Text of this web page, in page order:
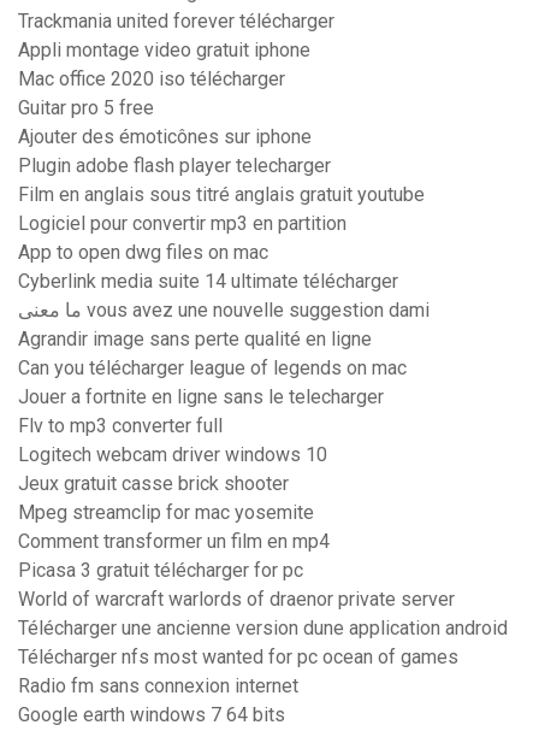
Trackmania united forever télécharger
Appli montage video gratuit iphone
Mac office 2020 iso télécharger
Guitar pro 5 free
Ajouter des émoticônes sur iphone
Plugin adobe flash player telecharger
Film en anglais sous titré anglais gratuit youtube
Logiciel pour convertir mp3 en partition
App to open dwg files on mac
Cyberlink media suite 14 ultimate télécharger
ما معنى vous avez une nouvelle suggestion dami
Agrandir image sans perte qualité en ligne
Can you télécharger league of legends on mac
Jouer a fortnite en ligne sans le telecharger
Flv to mp3 converter full
Logitech webcam driver windows 10
Jeux gratuit casse brick shooter
Mpeg streamclip for mac yosemite
Comment transformer un film en mp4
Picasa 3 gratuit télécharger for pc
World of warcraft warlords of draenor private server
Télécharger une ancienne version dune application android
Télécharger nfs most wanted for pc ocean of games
Radio fm sans connexion internet
Google earth windows 7 64 bits